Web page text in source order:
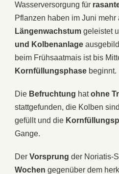
Wasserversorgung für
Pflanzen haben im Juni mehr
Längenwachstum geleistet
und Kolbenanlage
beim Frühsaatmais ist bis
Kornfüllungsphase beginnt.
Die Befruchtung hatohne
stattgefunden, die Kolben
gefüllt und die
Gange.
Der Vorsprung der Noriatis-
Wochen gegenüber dem